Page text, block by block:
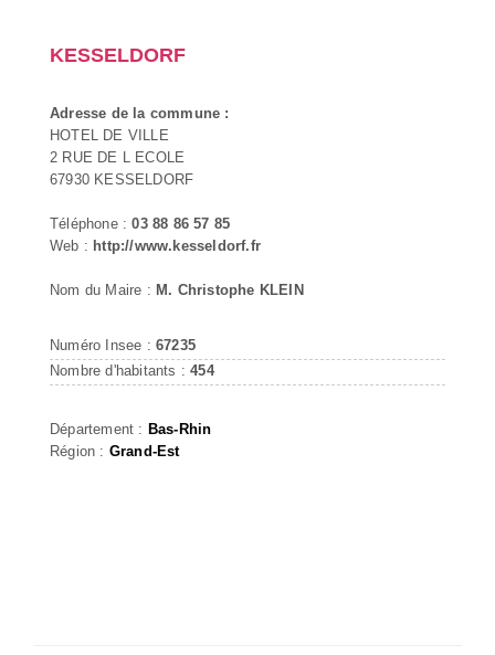
KESSELDORF
Adresse de la commune :
HOTEL DE VILLE
2 RUE DE L ECOLE
67930 KESSELDORF
Téléphone :03 88 86 57 85
Web : http://www.kesseldorf.fr
Nom du Maire : M. Christophe KLEIN
Numéro Insee : 67235
Nombre d'habitants :454
Département : Bas-Rhin
Région : Grand-Est